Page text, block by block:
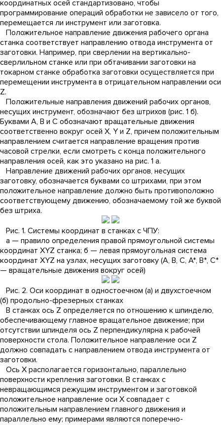
координатных осей стандартизовано, чтобы
программирование операций обработки не зависело от того,
перемещается ли инструмент или заготовка.
Положительное направление движения рабочего органа
станка соответствует направлению отвода инструмента от
заготовки. Например, при сверлении на вертикально-
сверлильном станке или при обтачивании заготовки на
токарном станке обработка заготовки осуществляется при
перемещении инструмента в отрицательном направлении оси
Z.
Положительные направления движений рабочих органов,
несущих инструмент, обозначают без штрихов (рис. 1 б).
Буквами А, В и С обозначают вращательные движения
соответственно вокруг осей X, Y и Z, причем положительным
направлением считается направление вращения против
часовой стрелки, если смотреть с конца положительного
направления осей, как это указано на рис. 1 а.
Направление движений рабочих органов, несущих
заготовку, обозначается буквами со штрихами, при этом
положительное направление должно быть противоположно
соответствующему движению, обозначаемому той же буквой
без штриха.
Рис. 1. Системы координат в станках с ЧПУ:
а — правило определения правой прямоугольной системы
координат XYZ станка; б — левая прямоугольная система
координат XYZ на узлах, несущих заготовку (А, В, С, А*, В*, С*
— вращательные движения вокруг осей)
Рис. 2. Оси координат в одностоечном (а) и двухстоечном
(б) продольно-фрезерных станках
В станках ось Z определяется по отношению к шпинделю,
обеспечивающему главное вращательное движение; при
отсутствии шпинделя ось Z перпендикулярна к рабочей
поверхности стола. Положительное направление оси Z
должно совпадать с направлением отвода инструмента от
заготовки.
Ось X располагается горизонтально, параллельно
поверхности крепления заготовки. В станках с
невращающимся режущим инструментом и заготовкой
положительное направление оси X совпадает с
положительным направлением главного движения и
параллельно ему; примерами являются поперечно-